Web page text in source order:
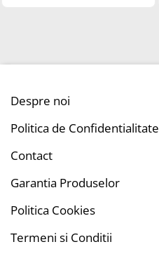
Despre noi
Politica de Confidentialitate
Contact
Garantia Produselor
Politica Cookies
Termeni si Conditii